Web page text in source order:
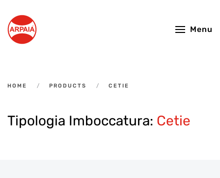
Skip to main content
Menu
HOME PRODUCTS CETIE
Tipologia Imboccatura: Cetie